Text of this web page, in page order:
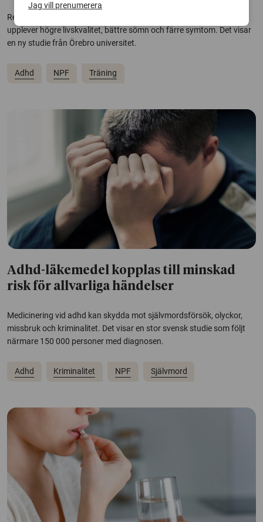
Regelbunden träning ger tydliga effekter för vuxna med adhd – de
upplever högre livskvalitet, bättre sömn och färre symtom. Det visar
en ny studie från Örebro universitet.
Adhd NPF Träning
Adhd-läkemedel kopplas till minskad
risk för allvarliga händelser
Medicinering vid adhd kan skydda mot självmordsförsök, olyckor,
missbruk och kriminalitet. Det visar en stor svensk studie som följt
närmare 150 000 personer med diagnosen.
Adhd Kriminalitet NPF Självmord
Jag vill prenumerera